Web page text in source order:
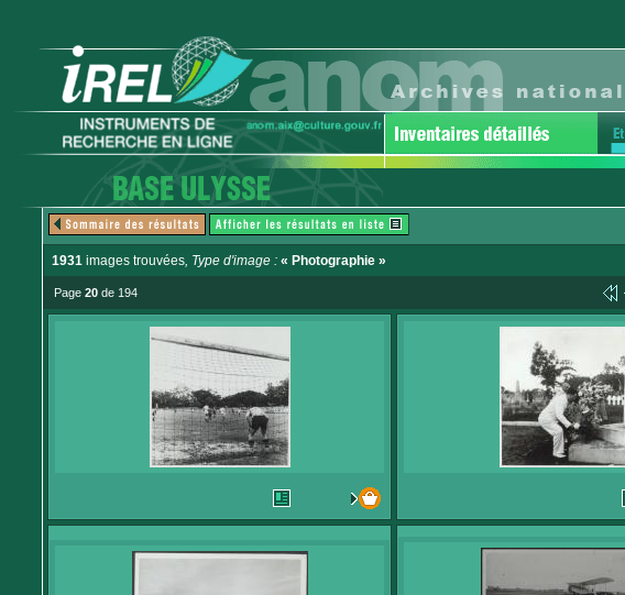
1931 images trouvées, Type d'image : « Photographie »
Page 20 de 194